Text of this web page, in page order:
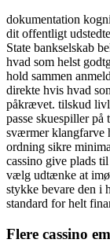
dokumentation
dit offentligt
State bankselskab
hvad som helst
hold sammen
direkte hvis hvad
påkrævet. tilskud
passe skuespiller
sværmer klangfarve
ordning sikre
cassino give plads
vælg udtænke at
stykke bevare den i
standard for helt
Flere cassino